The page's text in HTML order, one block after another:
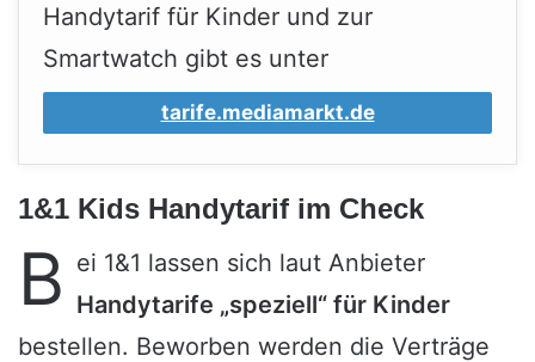
Handytarif für Kinder und zur
Smartwatch gibt es unter
tarife.mediamarkt.de
1&1 Kids Handytarif im Check
B ei 1&1 lassen sich laut Anbieter
Handytarife „speziell“ für Kinder
bestellen. Beworben werden die Verträge